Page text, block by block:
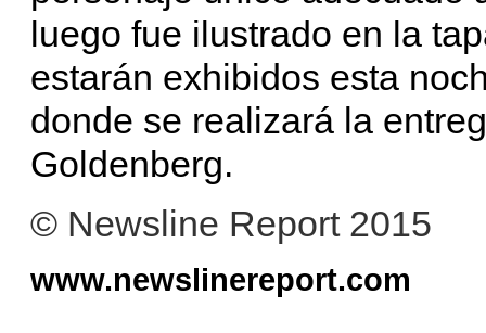
luego fue ilustrado en la
estarán exhibidos esta
donde se realizará la
Goldenberg.
© Newsline Report 2015
www.newslinereport.com